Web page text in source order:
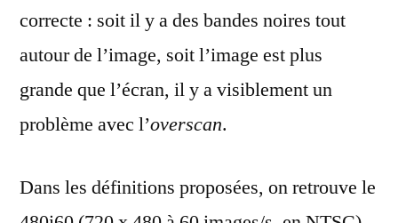
correcte : soit il y a des bandes noires tout
autour de l’image, soit l’image est plus
grande que l’écran, il y a visiblement un
problème avec l’overscan.
Dans les définitions proposées, on retrouve le